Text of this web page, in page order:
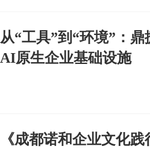
从“工具”到“环境”：
AI原生企业基础设施
《成都诺和企业文化